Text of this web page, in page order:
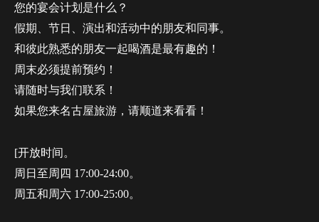
您的宴会计划是什么？
假期、节日、演出和活动中的朋友和同事。
和彼此熟悉的朋友一起喝酒是最有趣的！
周末必须提前预约！
请随时与我们联系！
如果您来名古屋旅游，请顺道来看看！
[开放时间。
周日至周四 17:00-24:00。
周五和周六 17:00-25:00。